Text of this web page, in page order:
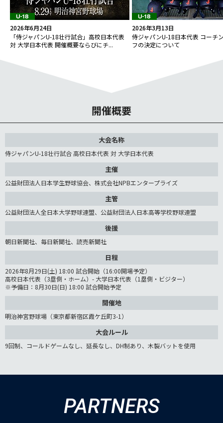
2026年6月24日
「侍ジャパンU-18壮行試合」高校日本代表
対 大学日本代表 開催概要ならびにチ...
2026年3月13日
侍ジャパンU-18日本代表 コーチ
フの決定について
開催概要
大会名称
侍ジャパンU-18壮行試合 高校日本代表 対 大学日本代表
主催
公益財団法人日本学生野球協会、株式会社NPBエンタープライズ
主管
公益財団法人全日本大学野球連盟、公益財団法人日本高等学校野球連盟
後援
朝日新聞社、毎日新聞社、読売新聞社
日程
2026年8月29日(土) 18:00 試合開始（16:00開場予定）
高校日本代表（3塁側・ホーム）- 大学日本代表（1塁側・ビジター）
※予備日：8月30日(日) 18:00 試合開始予定
開催地
明治神宮野球場（東京都新宿区霞ケ丘町3-1）
大会ルール
9回制、コールドゲームなし、延長なし、DH制あり、木製バットを使用
PARTNERS